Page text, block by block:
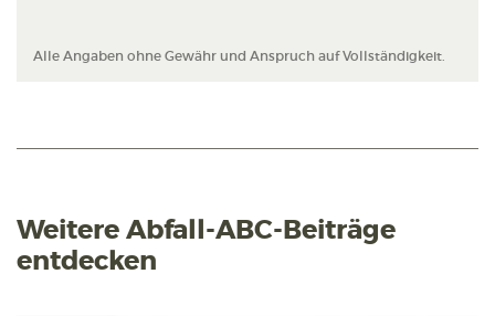
Alle Angaben ohne Gewähr und Anspruch auf Vollständigkeit.
Weitere Abfall-ABC-Beiträge
entdecken